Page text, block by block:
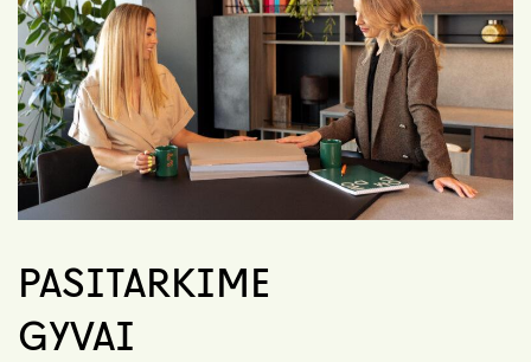
PASITARKIME
GYVAI